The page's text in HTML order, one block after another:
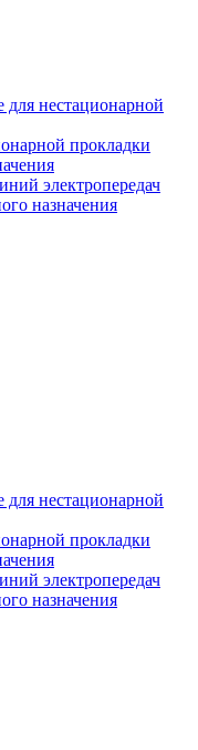
нестационарной
прокладки
электропередач
назначения
нестационарной
прокладки
электропередач
назначения